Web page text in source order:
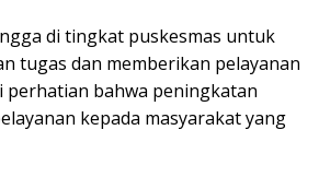
di tingkat puskesmas untuk
tugas dan memberikan pelayanan
perhatian bahwa peningkatan
kepada masyarakat yang